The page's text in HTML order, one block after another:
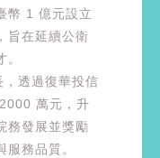
幣 1 億元設立
旨在延續公衛
，透過復華投信
萬元，升
務發展並獎勵
務品質。